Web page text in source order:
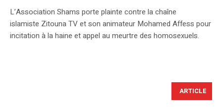
L’Association Shams porte plainte contre la chaîne
islamiste Zitouna TV et son animateur Mohamed Affess pour
incitation à la ‪‎haine et appel au ‎meurtre des homosexuels.
ARTICLE